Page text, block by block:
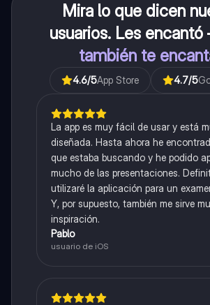
Mira lo que dicen
usuarios. Les
también te
4.6/5App Store 4.7/5
La app es muy fácil de usar y está
diseñada. Hasta ahora he
que estaba buscando y he podido
mucho de las presentaciones.
utilizaré la aplicación para un
Y, por supuesto, también me sirve
inspiración.
Pablo
usuario de iOS